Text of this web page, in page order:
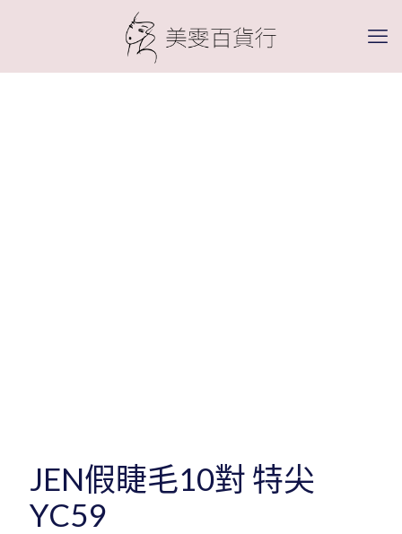
JEN假睫毛10對 特尖
YC59